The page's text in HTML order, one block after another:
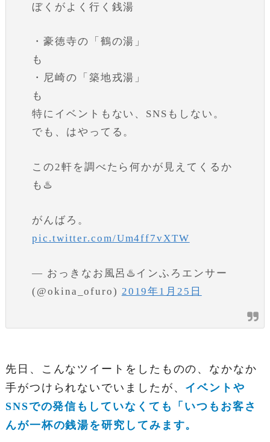
ぼくがよく行く銭湯
・豪徳寺の「鶴の湯」
も
・尼崎の「築地戎湯」
も
特にイベントもない、SNSもしない。
でも、はやってる。
この2軒を調べたら何かが見えてくるか
も♨️
がんばろ。
pic.twitter.com/Um4ff7vXTW
— おっきなお風呂♨️インふろエンサー
(@okina_ofuro) 2019年1月25日
先日、こんなツイートをしたものの、なかなか
手がつけられないでいましたが、 イベントや
SNSでの発信もしていなくても「いつもお客さ
んが一杯の銭湯を研究してみます。